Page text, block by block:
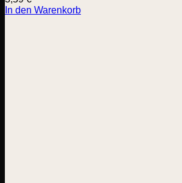
In den Warenkorb